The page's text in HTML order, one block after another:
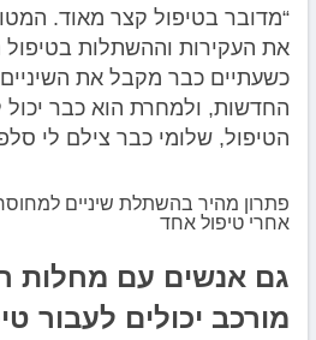
“מדובר בטיפול קצר מאוד.
את העקירות וההשתלות
כשעתיים כבר מקבל את השיניים
החדשות, ולמחרת הוא כבר יכול
הטיפול, שלומי כבר צילם לי
פתרון מהיר בהשתלת שיניים
אחרי טיפול אחד
גם אנשים עם מחלות
מורכב יכולים לעבור